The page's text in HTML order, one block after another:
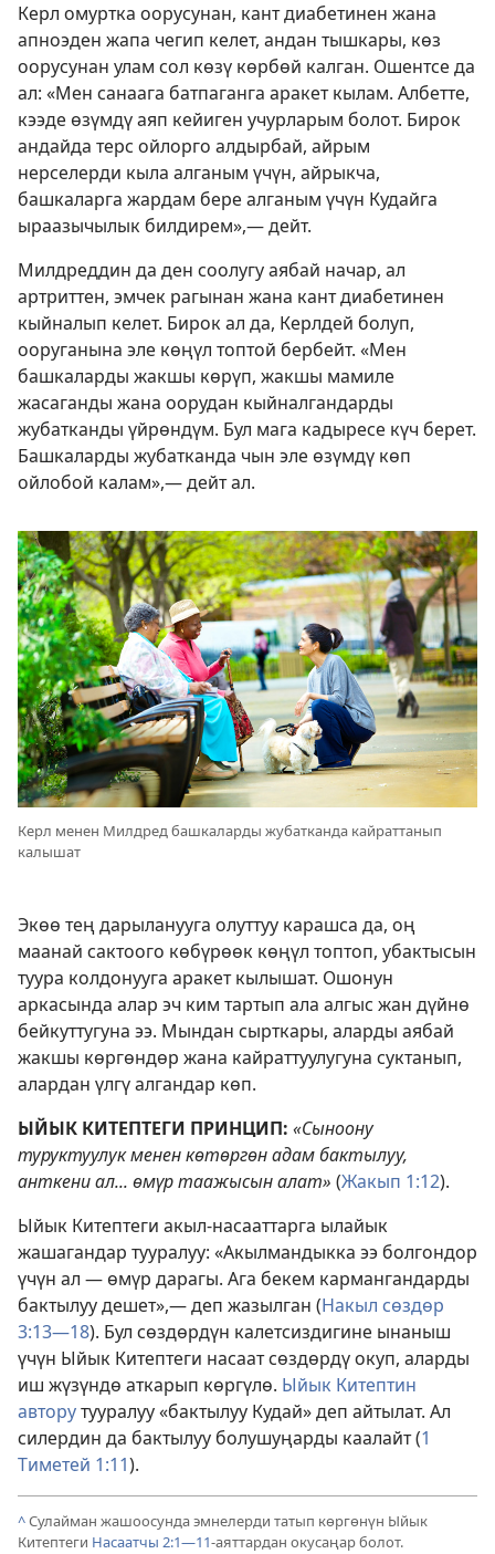
Керл омуртка оорусунан, кант диабетинен жана
апноэден жапа чегип келет, андан тышкары, көз
оорусунан улам сол көзү көрбөй калган. Ошентсе да
ал: «Мен санаага батпаганга аракет кылам. Албетте,
кээде өзүмдү аяп кейиген учурларым болот. Бирок
андайда терс ойлорго алдырбай, айрым
нерселерди кыла алганым үчүн, айрыкча,
башкаларга жардам бере алганым үчүн Кудайга
ыраазычылык билдирем»,— дейт.
Милдреддин да ден соолугу аябай начар, ал
артриттен, эмчек рагынан жана кант диабетинен
кыйналып келет. Бирок ал да, Керлдей болуп,
ооруганына эле көңүл топтой бербейт. «Мен
башкаларды жакшы көрүп, жакшы мамиле
жасаганды жана оорудан кыйналгандарды
жубатканды үйрөндүм. Бул мага кадыресе күч берет.
Башкаларды жубатканда чын эле өзүмдү көп
ойлобой калам»,— дейт ал.
Керл менен Милдред башкаларды жубатканда кайраттанып
калышат
Экөө тең дарыланууга олуттуу карашса да, оң
маанай сактоого көбүрөөк көңүл топтоп, убактысын
туура колдонууга аракет кылышат. Ошонун
аркасында алар эч ким тартып ала алгыс жан дүйнө
бейкуттугуна ээ. Мындан сырткары, аларды аябай
жакшы көргөндөр жана кайраттуулугуна суктанып,
алардан үлгү алгандар көп.
ЫЙЫК КИТЕПТЕГИ ПРИНЦИП: «Сыноону
туруктуулук менен көтөргөн адам бактылуу,
анткени ал... өмүр таажысын алат» (Жакып 1:12).
Ыйык Китептеги акыл-насааттарга ылайык
жашагандар тууралуу: «Акылмандыкка ээ болгондор
үчүн ал — өмүр дарагы. Ага бекем кармангандарды
бактылуу дешет»,— деп жазылган (Накыл сөздөр
3:13—18). Бул сөздөрдүн калетсиздигине ынаныш
үчүн Ыйык Китептеги насаат сөздөрдү окуп, аларды
иш жүзүндө аткарып көргүлө. Ыйык Китептин
авторутууралуу «бактылуу Кудай» деп айтылат. Ал
силердин да бактылуу болушуңарды каалайт (1
Тиметей 1:11).
^Сулайман жашоосунда эмнелерди татып көргөнүн Ыйык
Китептеги Насаатчы 2:1—11-аяттардан окусаңар болот.